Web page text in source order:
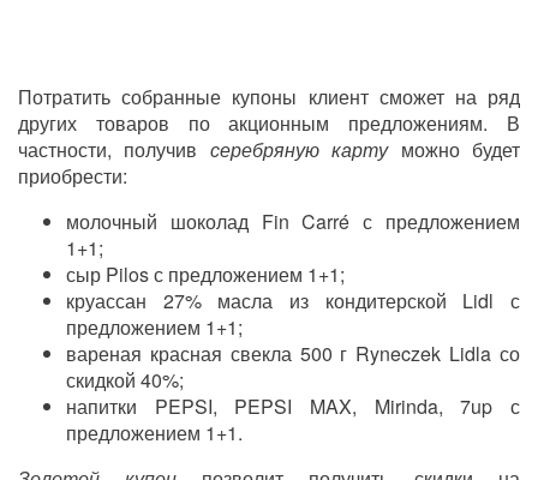
Потратить собранные купоны клиент сможет на ряд
других товаров по акционным предложениям. В
частности, получив серебряную картуможно будет
приобрести:
молочный шоколад Fin Carré с предложением
1+1;
сыр Pilos с предложением 1+1;
круассан 27% масла из кондитерской Lidl с
предложением 1+1;
вареная красная свекла 500 г Ryneczek Lidla со
скидкой 40%;
напитки PEPSI, PEPSI MAX, Mirinda, 7up с
предложением 1+1.